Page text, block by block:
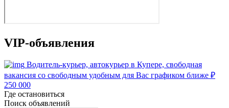
VIP-объявления
Водитель-курьер, автокурьер в Купере, свободная
вакансия со свободным удобным для Вас графиком ближе ₽
250 000
Где остановиться
Поиск объявлений